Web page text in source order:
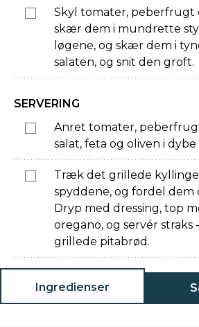
Skyl tomater, peberfrugt
skær dem i mundrette
løgene, og skær dem i
salaten, og snit den groft.
SERVERING
Anret tomater,
salat, feta og oliven i
Træk det grillede
spyddene, og fordel dem
Dryp med dressing, top
oregano, og servér straks
grillede pitabrød.
Ingredienser